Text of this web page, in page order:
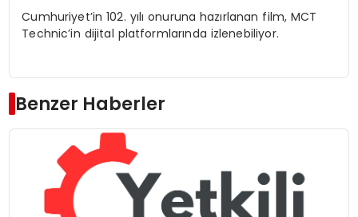
Cumhuriyet’in 102. yılı onuruna hazırlanan film, MCT
Technic’in dijital platformlarında izlenebiliyor.
Benzer Haberler